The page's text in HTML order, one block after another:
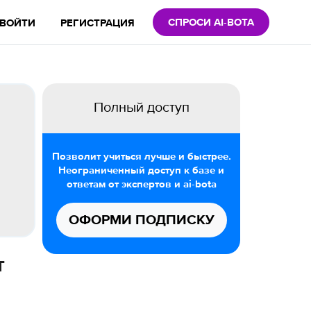
ВОЙТИ РЕГИСТРАЦИЯ СПРОСИ AI-BOTA
Полный доступ
Позволит учиться лучше и быстрее.
Неограниченный доступ к базе и
ответам от экспертов и ai-bota
ОФОРМИ ПОДПИСКУ